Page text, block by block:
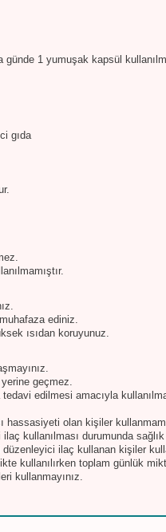
1 yumuşak kapsül
gıda
ediniz.
ısıdan koruyunuz.
geçmez.
tedavi edilmesi amacıyla
olan kişiler
kullanılması durumunda sağlık
ilaç kullanan kişiler
kullanılırken toplam günlük
kullanmayınız.